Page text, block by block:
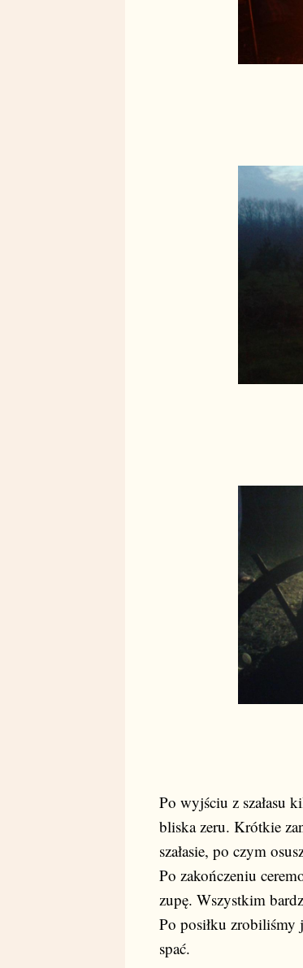
Po wyjściu z szałasu
bliska zeru. Krótkie
szałasie, po czym
Po zakończeniu
zupę. Wszystkim
Po posiłku zrobiliśmy
spać.